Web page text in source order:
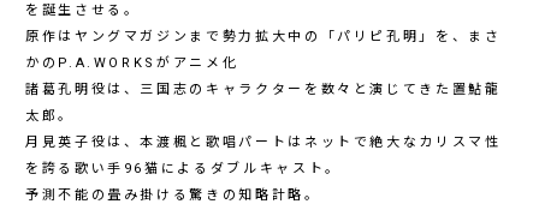
を誕生させる。
原作はヤングマガジンまで勢力拡大中の「パリピ孔明」を、まさ
かのP.A.WORKSがアニメ化
諸葛孔明役は、三国志のキャラクターを数々と演じてきた置鮎龍
太郎。
月見英子役は、本渡楓と歌唱パートはネットで絶大なカリスマ性
を誇る歌い手96猫によるダブルキャスト。
予測不能の畳み掛ける驚きの知略計略。